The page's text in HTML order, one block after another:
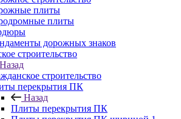
плиты
плиты
дорожных знаков
строительство
Назад
строительство
перекрытия ПК
Назад
Плиты перекрытия ПК